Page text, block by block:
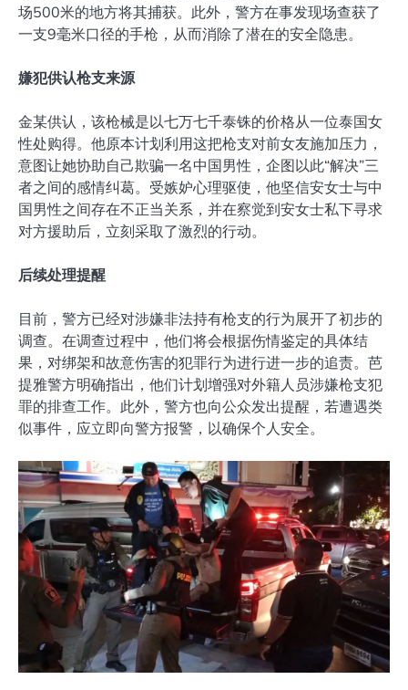
场500米的地方将其捕获。此外，警方在事发现场查获了
一支9毫米口径的手枪，从而消除了潜在的安全隐患。
嫌犯供认枪支来源
金某供认，该枪械是以七万七千泰铢的价格从一位泰国女
性处购得。他原本计划利用这把枪支对前女友施加压力，
意图让她协助自己欺骗一名中国男性，企图以此“解决”三
者之间的感情纠葛。受嫉妒心理驱使，他坚信安女士与中
国男性之间存在不正当关系，并在察觉到安女士私下寻求
对方援助后，立刻采取了激烈的行动。
后续处理提醒
目前，警方已经对涉嫌非法持有枪支的行为展开了初步的
调查。在调查过程中，他们将会根据伤情鉴定的具体结
果，对绑架和故意伤害的犯罪行为进行进一步的追责。芭
提雅警方明确指出，他们计划增强对外籍人员涉嫌枪支犯
罪的排查工作。此外，警方也向公众发出提醒，若遭遇类
似事件，应立即向警方报警，以确保个人安全。